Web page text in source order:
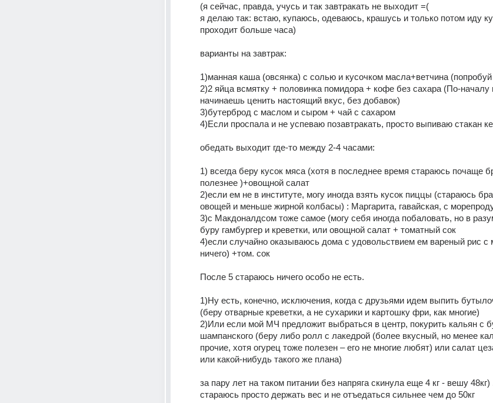
(я сейчас, правда, учусь и так завтракать не выходит =(
я делаю так: встаю, купаюсь, одеваюсь, крашусь и только потом иду
проходит больше часа)
варианты на завтрак:
1)манная каша (овсянка) с солью и кусочком масла+ветчина (попробуй
2)2 яйца всмятку + половинка помидора + кофе без сахара (По-началу
начинаешь ценить настоящий вкус, без добавок)
3)бутерброд с маслом и сыром + чай с сахаром
4)Если проспала и не успеваю позавтракать, просто выпиваю стакан
обедать выходит где-то между 2-4 часами:
1) всегда беру кусок мяса (хотя в последнее время стараюсь почаще
полезнее )+овощной салат
2)если ем не в институте, могу иногда взять кусок пиццы (стараюсь
овощей и меньше жирной колбасы) : Маргарита, гавайская, с
3)с Макдоналдсом тоже самое (могу себя иногда побаловать, но в
буру гамбургер и креветки, или овощной салат + томатный сок
4)если случайно оказываюсь дома с удовольствием ем вареный рис с
ничего) +том. сок
После 5 стараюсь ничего особо не есть.
1)Ну есть, конечно, исключения, когда с друзьями идем выпить
(беру отварные креветки, а не сухарики и картошку фри, как многие)
2)Или если мой МЧ предложит выбраться в центр, покурить кальян с
шампанского (беру либо ролл с лакедрой (более вкусный, но менее
прочие, хотя огурец тоже полезен – его не многие любят) или салат
или какой-нибудь такого же плана)
за пару лет на таком питании без напряга скинула еще 4 кг - вешу 48кг)
стараюсь просто держать вес и не отъедаться сильнее чем до 50кг